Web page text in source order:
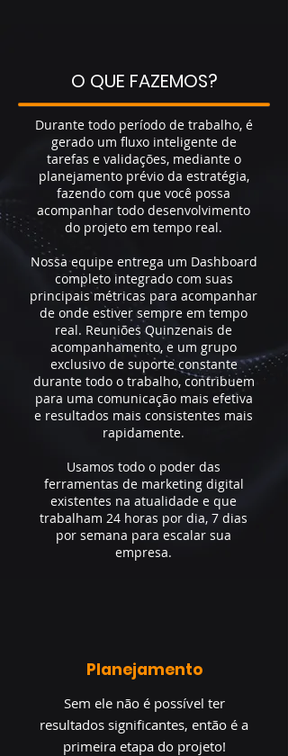
O QUE FAZEMOS?
Durante todo período de trabalho, é
gerado um fluxo inteligente de
tarefas e validações, mediante o
planejamento prévio da estratégia,
fazendo com que você possa
acompanhar todo desenvolvimento
do projeto em tempo real.
Nossa equipe entrega um Dashboard
completo integrado com suas
principais métricas para acompanhar
de onde estiver sempre em tempo
real. Reuniões Quinzenais de
acompanhamento, e um grupo
exclusivo de suporte constante
durante todo o trabalho, contribuem
para uma comunicação mais efetiva
e resultados mais consistentes mais
rapidamente.
Usamos todo o poder das
ferramentas de marketing digital
existentes na atualidade e que
trabalham 24 horas por dia, 7 dias
por semana para escalar sua
empresa.
Planejamento
Sem ele não é possível ter
resultados significantes, então é a
primeira etapa do projeto!